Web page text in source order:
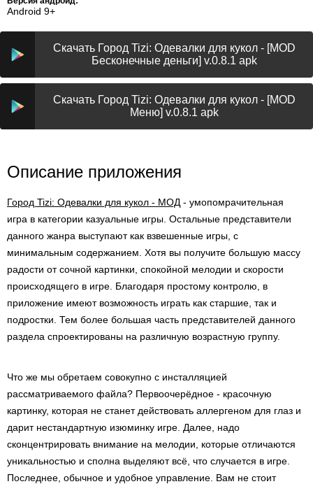
Android 9+
Скачать Город Tizi: Одевалки для кукол - [MOD
Бесконечные деньги] v.0.8.1 apk
Скачать Город Tizi: Одевалки для кукол - [MOD
Меню] v.0.8.1 apk
Описание приложения
Город Tizi: Одевалки для кукол - МОД - умопомрачительная
игра в категории казуальные игры. Остальные представители
данного жанра выступают как взвешенные игры, с
минимальным содержанием. Хотя вы получите большую массу
радости от сочной картинки, спокойной мелодии и скорости
происходящего в игре. Благодаря простому контролю, в
приложение имеют возможность играть как старшие, так и
подростки. Тем более большая часть представителей данного
раздела спроектированы на различную возрастную группу.
Что же мы обретаем совокупно с инсталляцией
рассматриваемого файла? Первоочерёдное - красочную
картинку, которая не станет действовать аллергеном для глаз и
дарит нестандартную изюминку игре. Далее, надо
сконцентрировать внимание на мелодии, которые отличаются
уникальностью и сполна выделяют всё, что случается в игре.
Последнее, обычное и удобное управление. Вам не стоит